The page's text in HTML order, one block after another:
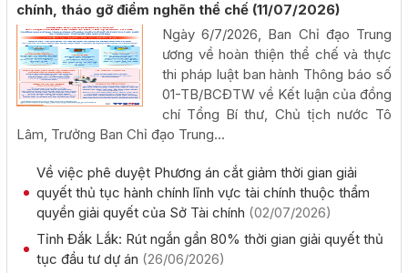
Rà soát công tác chuẩn bị diễn tập khu vực phòng thủ
kết hợp diễn tập phòng thủ dân sự tỉnh năm 2026
(02/08/2026, 00:00)
Khai mạc Hội nghị Ngoại giao lần thứ 33
(02/08/2026, 00:00)
Giới thiệu thông tin về 17 khu đất đấu giá quyền sử dụng
đất trên địa bàn tỉnh Đắk Lắk
(28/07/2026, 00:00)
chính, tháo gỡ điểm nghẽn thể chế (11/07/2026)
Ngày 6/7/2026, Ban Chỉ đạo Trung
ương về hoàn thiện thể chế và thực
thi pháp luật ban hành Thông báo số
01-TB/BCĐTW về Kết luận của đồng
chí Tổng Bí thư, Chủ tịch nước Tô
Lâm, Trưởng Ban Chỉ đạo Trung...
Về việc phê duyệt Phương án cắt giảm thời gian giải
quyết thủ tục hành chính lĩnh vực tài chính thuộc thẩm
quyền giải quyết của Sở Tài chính (02/07/2026)
Tỉnh Đắk Lắk: Rút ngắn gần 80% thời gian giải quyết thủ
tục đầu tư dự án (26/06/2026)